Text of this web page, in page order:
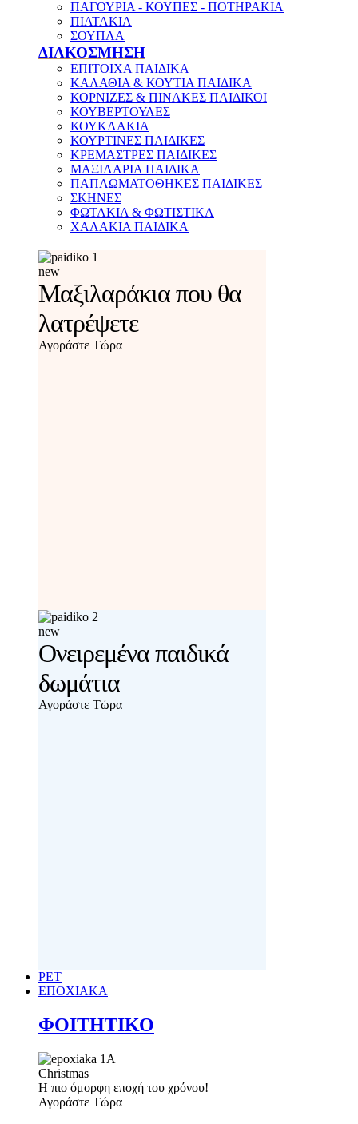
ΠΑΓΟΥΡΙΑ - ΚΟΥΠΕΣ - ΠΟΤΗΡΑΚΙΑ
ΠΙΑΤΑΚΙΑ
ΣΟΥΠΛΑ
ΔΙΑΚΟΣΜΗΣΗ
ΕΠΙΤΟΙΧΑ ΠΑΙΔΙΚΑ
ΚΑΛΑΘΙΑ & ΚΟΥΤΙΑ ΠΑΙΔΙΚΑ
ΚΟΡΝΙΖΕΣ & ΠΙΝΑΚΕΣ ΠΑΙΔΙΚΟΙ
ΚΟΥΒΕΡΤΟΥΛΕΣ
ΚΟΥΚΛΑΚΙΑ
ΚΟΥΡΤΙΝΕΣ ΠΑΙΔΙΚΕΣ
ΚΡΕΜΑΣΤΡΕΣ ΠΑΙΔΙΚΕΣ
ΜΑΞΙΛΑΡΙΑ ΠΑΙΔΙΚΑ
ΠΑΠΛΩΜΑΤΟΘΗΚΕΣ ΠΑΙΔΙΚΕΣ
ΣΚΗΝΕΣ
ΦΩΤΑΚΙΑ & ΦΩΤΙΣΤΙΚΑ
ΧΑΛΑΚΙΑ ΠΑΙΔΙΚΑ
new
Μαξιλαράκια που θα
λατρέψετε
Αγοράστε Τώρα
new
Ονειρεμένα παιδικά
δωμάτια
Αγοράστε Τώρα
PET
ΕΠΟΧΙΑΚΑ
ΦΟΙΤΗΤΙΚΟ
Christmas
Η πιο όμορφη εποχή του χρόνου!
Αγοράστε Τώρα